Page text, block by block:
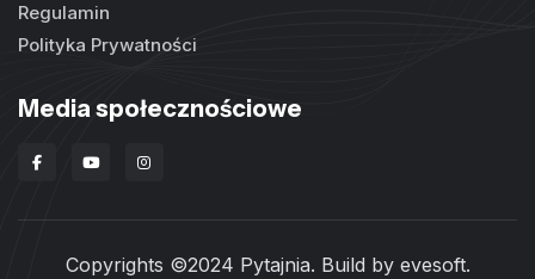
Regulamin
Polityka Prywatności
Media społecznościowe
Copyrights ©2024 Pytajnia. Build by evesoft.